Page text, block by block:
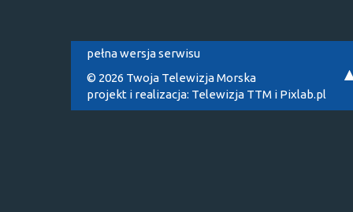
pełna wersja serwisu
© 2026 Twoja Telewizja Morska
projekt i realizacja: Telewizja TTM i Pixlab.pl